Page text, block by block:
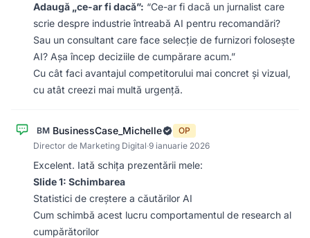
Adaugă „ce-ar fi dacă”: “Ce-ar fi dacă un jurnalist care
scrie despre industrie întreabă AI pentru recomandări?
Sau un consultant care face selecție de furnizori folosește
AI? Așa încep deciziile de cumpărare acum.”
Cu cât faci avantajul competitorului mai concret și vizual,
cu atât creezi mai multă urgență.
BM BusinessCase_Michelle
OP
Director de Marketing Digital·9 ianuarie 2026
Excelent. Iată schița prezentării mele:
Slide 1: Schimbarea
Statistici de creștere a căutărilor AI
Cum schimbă acest lucru comportamentul de research al
cumpărătorilor